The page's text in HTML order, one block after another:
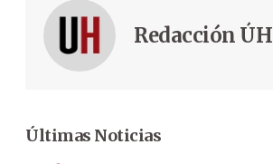
Redacción ÚH
Últimas Noticias